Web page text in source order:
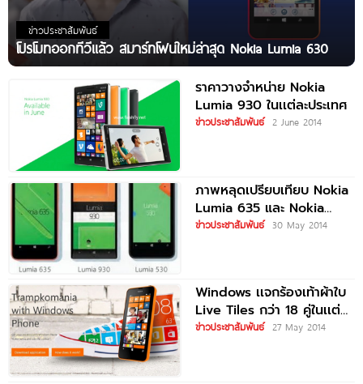
ข่าวประชาสัมพันธ์
โปรโมทออกทีวีเเล้ว สมาร์ทโฟนใหม่ล่าสุด Nokia Lumia 630
ราคาวางจำหน่าย Nokia
Lumia 930 ในเเต่ละประเทศ
ข่าวประชาสัมพันธ์ 2 June 2014
ภาพหลุดเปรียบเทียบ Nokia
Lumia 635 และ Nokia
Lumia 930
ข่าวประชาสัมพันธ์ 30 May 2014
Windows เเจกร้องเท้าผ้าใบ
Live Tiles กว่า 18 คู่ในเเต่ละ
วัน
ข่าวประชาสัมพันธ์ 27 May 2014